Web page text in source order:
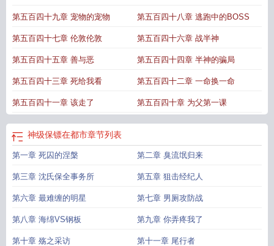
听神级保镖在都市顶点神级保镖在都市沈冥神级保镖在都市女主角
在都市大结局神级保镖在都市有声 都市之神级保镖群神级保镖在都市免费阅读
有声神级保镖在都市狂笑TXT八零电子书神级保镖都市短剧全集神级保镖在都
市叶凡免费阅读神级保镖在都市在线有声都市神级保镖女主 神级保镖在都市听
级保镖在都市章星云都市神级保镖小雅神级保镖在都市狂笑神级保镖在都市
短剧神级保镖在都市喜马拉雅神级保镖在都市免费阅读神级保镖在都市短
剧神级保镖在都市沈冥有声
第五百四十九章 宠物的宠物 第五百四十八章 逃跑中的BOSS
第五百四十七章 伦敦伦敦 第五百四十六章 战半神
第五百四十五章 善与恶 第五百四十四章 半神的骗局
第五百四十三章 死给我看 第五百四十二章 一命换一命
第五百四十一章 该走了 第五百四十章 为父第一课
神级保镖在都市章节列表
第一章 死囚的涅槃 第二章 臭流氓归来
第三章 沈氏保全事务所 第五章 狙击经纪人
第六章 最难缠的明星 第七章 男厕攻防战
第八章 海绵VS钢板 第九章 你弄疼我了
第十章 殇之采访 第十一章 尾行者